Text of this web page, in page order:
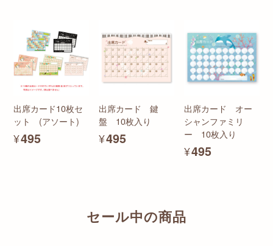
出席カード10枚セ
ット (アソート)
¥495
出席カード 鍵
盤 10枚入り
¥495
出席カード オー
シャンファミリ
ー 10枚入り
¥495
セール中の商品